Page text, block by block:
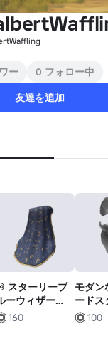
ー
0 フォロー中
友達を追加
スターリーブ
ーウィザード
ーペット
160
モダン
ードス
100